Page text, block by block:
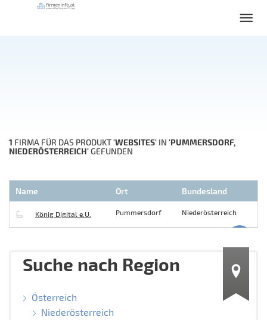
1 FIRMA FÜR DAS PRODUKT'WEBSITES' IN 'PUMMERSDORF,
NIEDERÖSTERREICH'GEFUNDEN
Name Ort Bundesland
König Digital e.U. Pummersdorf Niederösterreich
Suche nach Region
Österreich
Niederösterreich